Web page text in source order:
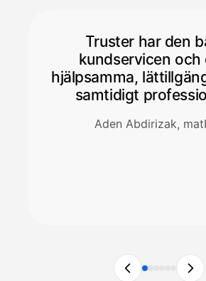
Truster har den
kundservicen och
hjälpsamma,
samtidigt
Aden Abdirizak,